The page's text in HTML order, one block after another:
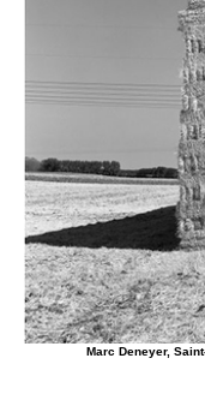
Marc Deneyer,